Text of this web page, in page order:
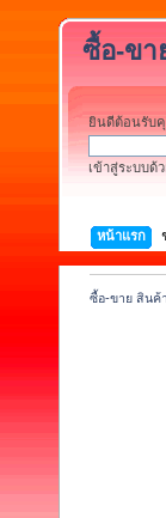
ซื้อ-ขา
ยินดีต้อนรับ
เข้าสู่ระบบด้
หน้าแรก
ซื้อ-ขาย สินค้